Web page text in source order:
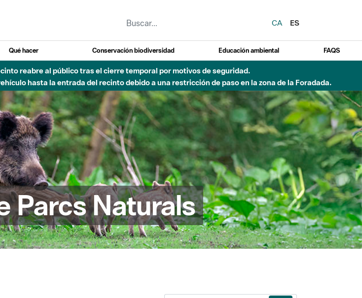
CA
ES
Qué hacer Conservación biodiversidad Educación ambiental FAQS
reabre al público tras el cierre temporal por motivos de seguridad.
hasta la entrada del recinto debido a una restricción de paso en la zona de la Foradada.
Parcs Naturals